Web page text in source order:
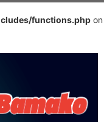
functions.php on